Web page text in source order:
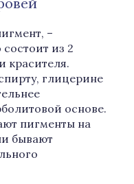
–
из 2
красителя.
глицерине
основе.
пигменты на
бывают